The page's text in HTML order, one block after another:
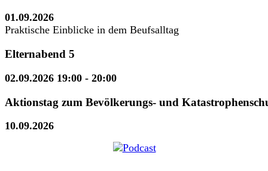
01.09.2026
Praktische Einblicke in dem Beufsalltag
Elternabend 5
02.09.2026 19:00 - 20:00
Aktionstag zum Bevölkerungs- und
10.09.2026